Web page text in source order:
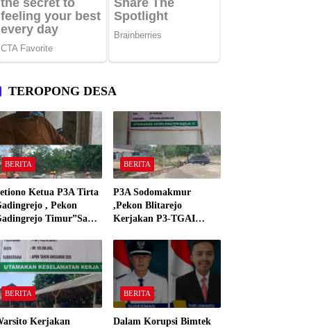
TEROPONG DESA
BERITA
Ketua P3A Tirta
, Pekon
Timur”Saya
Bakar Kantor Camat
Gadingrejo Tahun 2000″
BERITA
P3A Sodomakmur
,Pekon Blitarejo
Kerjakan P3-TGAI
Spesifikasinya
BERITA
Kerjakan
BERITA
Dalam Korupsi Bimtek